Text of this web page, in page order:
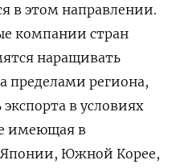
в этом направлении.
компании стран
наращивать
пределами региона,
в условиях
имеющая в
Южной Корее,